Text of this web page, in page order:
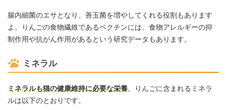
腸内細菌のエサとなり、善玉菌を増やしてくれる役割もあります
よ。りんごの食物繊維であるペクチンには、食物アレルギーの抑
制作用や抗がん作用があるという研究データもあります。
ミネラル
ミネラルも猫の健康維持に必要な栄養。りんごに含まれるミネラ
ルは以下のとおりです。